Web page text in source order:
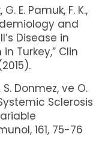
E. Pamuk, F. K.,
and
Disease in
Turkey,” Clin
S. Donmez, ve O.
Sclerosis
161, 75-76